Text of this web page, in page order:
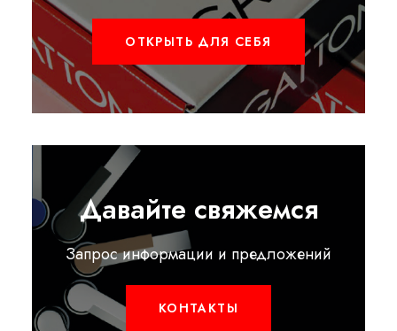
ОТКРЫТЬ ДЛЯ СЕБЯ
Давайте свяжемся
Запрос информации и предложений
КОНТАКТЫ